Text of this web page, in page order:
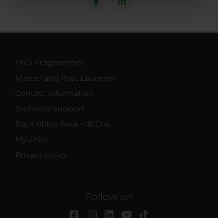
nostri partner che si occupano di analisi dei dati web,
PhD Programmes
Master and Post Lauream
Contact information
Technical support
Back office Area - dbErw
MyUnivr
Privacy policy
Follow on